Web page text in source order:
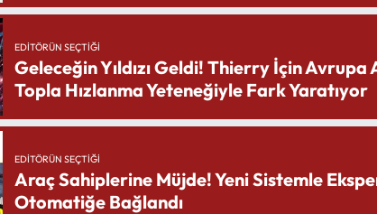
EDITÖRÜN SEÇTIĞI
Geleceğin Yıldızı Geldi! Thierry İçin
Topla Hızlanma Yeteneğiyle Fark Yaratıyor
EDITÖRÜN SEÇTIĞI
Araç Sahiplerine Müjde! Yeni Sistemle
Otomatiğe Bağlandı